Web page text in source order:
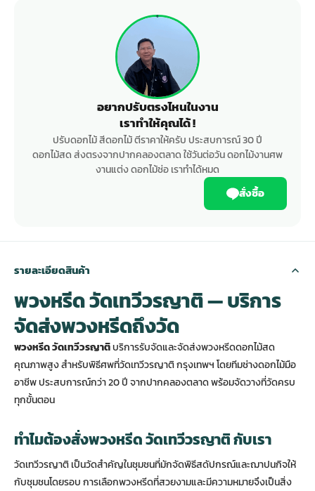
อยากปรับตรงไหนในงาน
เราทำให้คุณได้ !
ปรับดอกไม้ สีดอกไม้ ตีราคาให้ครับ ประสบการณ์ 30 ปี
ดอกไม้สด ส่งตรงจากปากคลองตลาด ใช้วันต่อวัน ดอกไม้งานศพ
งานแต่ง ดอกไม้ช่อ เราทำได้หมด
สั่งซื้อ
รายละเอียดสินค้า
พวงหรีด วัดเทวีวรญาติ — บริการ
จัดส่งพวงหรีดถึงวัด
พวงหรีด วัดเทวีวรญาติบริการรับจัดและจัดส่งพวงหรีดดอกไม้สด
คุณภาพสูง สำหรับพิธีศพที่วัดเทวีวรญาติ กรุงเทพฯ โดยทีมช่างดอกไม้มือ
อาชีพ ประสบการณ์กว่า 20 ปี จากปากคลองตลาด พร้อมจัดวางที่วัดครบ
ทุกขั้นตอน
ทำไมต้องสั่งพวงหรีด วัดเทวีวรญาติ กับเรา
วัดเทวีวรญาติ เป็นวัดสำคัญในชุมชนที่มักจัดพิธีสดัปกรณ์และฌาปนกิจให้
กับชุมชนโดยรอบ การเลือกพวงหรีดที่สวยงามและมีความหมายจึงเป็นสิ่ง